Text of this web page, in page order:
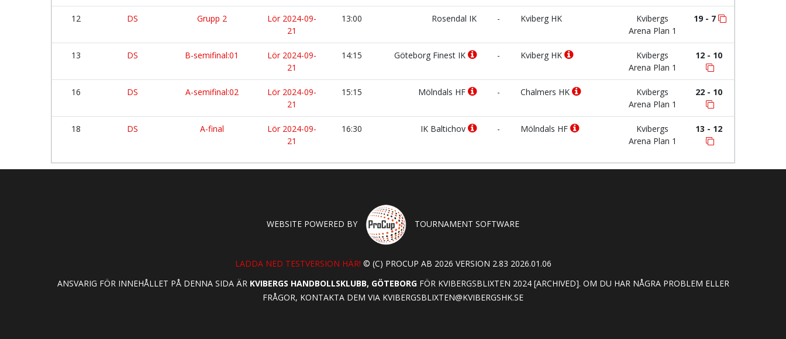
12 DS Grupp 2
Lör 2024-09-
21
13:00 Rosendal IK - Kviberg HK
Kvibergs
Arena Plan 1
19 - 7
13 DS B-semifinal:01
Lör 2024-09-
21
14:15 Göteborg Finest IK - Kviberg HK
Kvibergs
Arena Plan 1
12 - 10
16 DS A-semifinal:02
Lör 2024-09-
21
15:15 Mölndals HF - Chalmers HK
Kvibergs
Arena Plan 1
22 - 10
18 DS A-final
Lör 2024-09-
21
16:30 IK Baltichov - Mölndals HF
Kvibergs
Arena Plan 1
13 - 12
WEBSITE POWERED BY TOURNAMENT SOFTWARE
LADDA NED TESTVERSION HÄR! © (C) PROCUP AB 2026 VERSION 2.83 2026.01.06
ANSVARIG FÖR INNEHÅLLET PÅ DENNA SIDA ÄR KVIBERGS HANDBOLLSKLUBB, GÖTEBORGFÖR KVIBERGSBLIXTEN 2024 [ARCHIVED]. OM DU HAR NÅGRA PROBLEM ELLER
FRÅGOR, KONTAKTA DEM VIA KVIBERGSBLIXTEN@KVIBERGSHK.SE